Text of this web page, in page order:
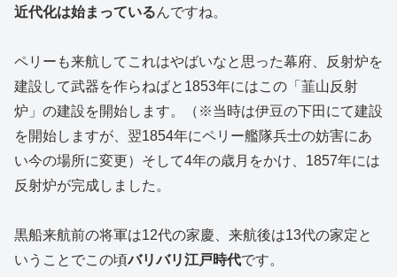
近代化は始まっているんですね。
ペリーも来航してこれはやばいなと思った幕府、反射炉を
建設して武器を作らねばと1853年にはこの「韮山反射
炉」の建設を開始します。（※当時は伊豆の下田にて建設
を開始しますが、翌1854年にペリー艦隊兵士の妨害にあ
い今の場所に変更）そして4年の歳月をかけ、1857年には
反射炉が完成しました。
黒船来航前の将軍は12代の家慶、来航後は13代の家定と
いうことでこの頃バリバリ江戸時代です。